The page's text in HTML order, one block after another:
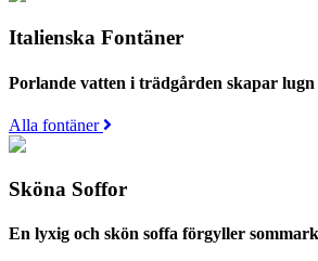
Italienska Fontäner
Porlande vatten i trädgården skapar lugn
Alla fontäner
Sköna Soffor
En lyxig och skön soffa förgyller